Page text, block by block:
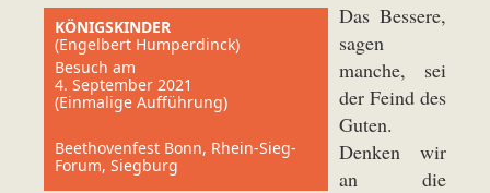
KÖNIGSKINDER
(Engelbert Humperdinck)
Besuch am
4. September 2021
(Einmalige Aufführung)
Beethovenfest Bonn, Rhein-Sieg-
Forum, Siegburg
Das Bessere,
sagen
manche, sei
der Feind des
Guten.
Denken wir
an die